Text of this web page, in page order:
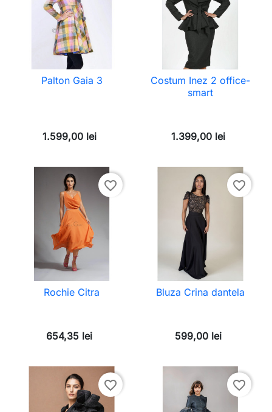
Palton Gaia 3
1.599,00 lei
Costum Inez 2 office-
smart
1.399,00 lei
favorite_border
Rochie Citra
654,35 lei
favorite_border
Bluza Crina dantela
599,00 lei
favorite_border favorite_border